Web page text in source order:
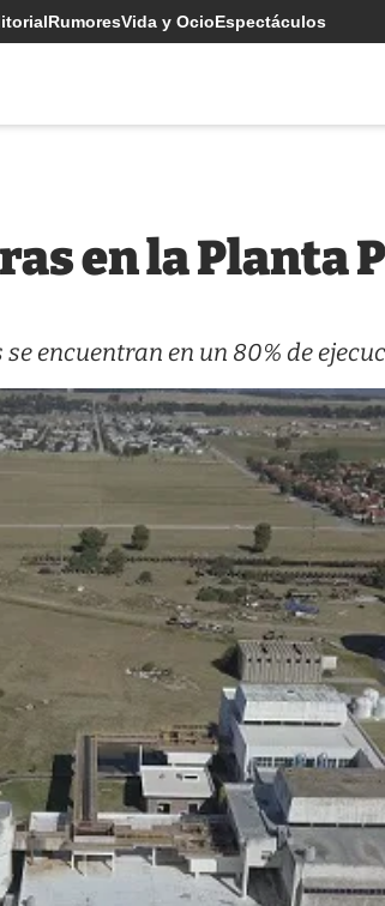
RumoresVida y OcioEspectáculos
en la Planta
encuentran en un 80% de